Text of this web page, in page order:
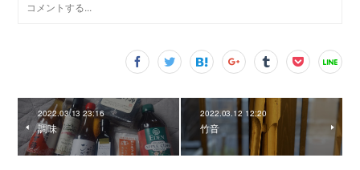
2022.03.13 23:16
調味
2022.03.12 12:20
竹音